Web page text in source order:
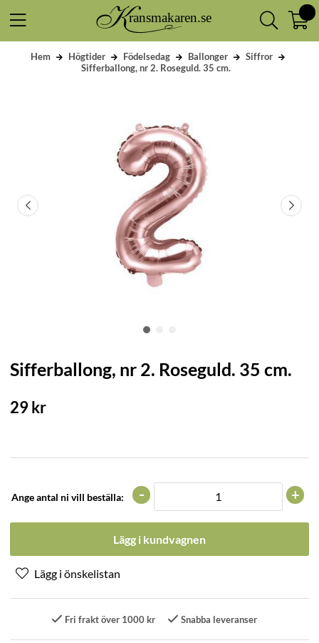
Hem Högtider Födelsedag Ballonger
Siffror
Sifferballong, nr 2. Roseguld. 35 cm.
Sifferballong, nr 2. Roseguld. 35 cm.
29kr
Ange antal ni vill beställa: +
-
Lägg i kundvagnen
Fri frakt över 1000 kr Snabba leveranser